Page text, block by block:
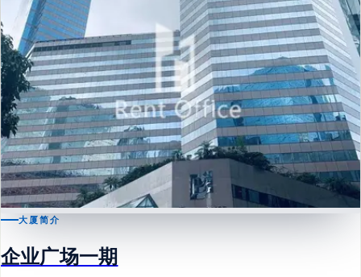
企业广场一期
Enterprise Square One
大厦简介
企业广场一期